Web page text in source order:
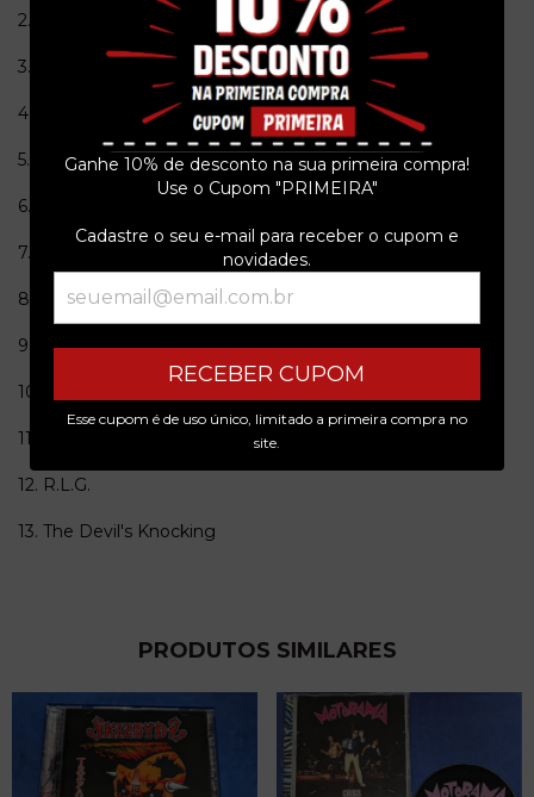
Ganhe 10% de desconto na sua primeira compra!
Use o Cupom "PRIMEIRA"
Cadastre o seu e-mail para receber o cupom e
novidades.
RECEBER CUPOM
Esse cupom é de uso único, limitado a primeira compra no
site.
2. (What A) Bad Luck
3. Twin-Set Girl
4. I'm Down
5. 36 Bucks
6. Ballad Of A Killer Train
7. In The Barbershop
8. Burning Eyes
9. Moonshine Queen
10. Lord Gave Me A Sign
11. Mason Jar Blues
12. R.L.G.
13. The Devil's Knocking
PRODUTOS SIMILARES